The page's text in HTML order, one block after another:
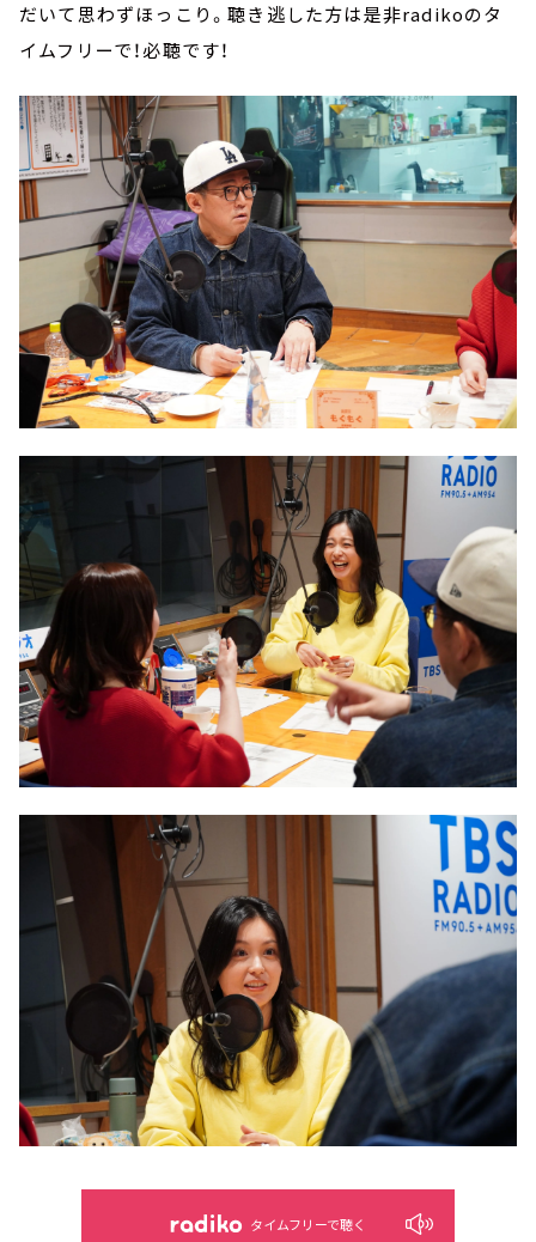
だいて思わずほっこり。聴き逃した方は是非radikoのタ
イムフリーで！必聴です！
タイムフリーで聴く